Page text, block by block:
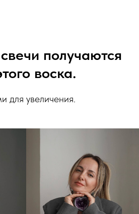
получаются
воска.
для увеличения.